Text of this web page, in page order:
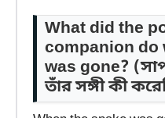
What did the
companion do
was gone?
তাঁর সঙ্গী কী